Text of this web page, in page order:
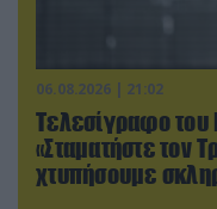
06.08.2026 | 21:02
Τελεσίγραφο του
«Σταματήστε τον
χτυπήσουμε